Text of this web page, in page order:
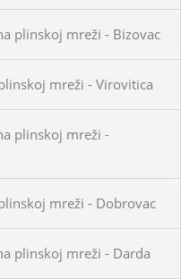
plinskoj mreži - Bizovac
mreži - Virovitica
plinskoj mreži -
mreži - Dobrovac
plinskoj mreži - Darda